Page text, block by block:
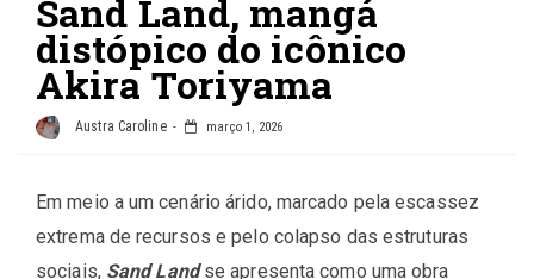
Sand Land, mangá
distópico do icônico
Akira Toriyama
Austra Caroline março 1, 2026
Em meio a um cenário árido, marcado pela escassez
extrema de recursos e pelo colapso das estruturas
sociais, Sand Landse apresenta como uma obra